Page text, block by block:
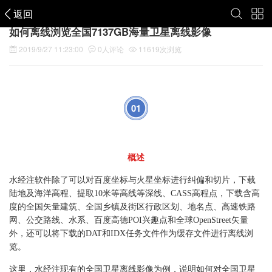
返回
如何离线浏览全国7137GB海量卫星离线影像
2019/9/27 11:23:00 0 人评论 11619次浏览
01
概述
水经注软件除了可以对百度坐标与火星坐标进行纠偏和切片，下载
陆地及海洋高程、提取10米等高线等深线、CASS高程点，下载含高
度的全国矢量建筑、全国乡镇及街区行政区划、地名点、高速铁路
网、公交路线、水系、百度高德POI兴趣点和全球OpenStreet矢量
外，还可以将下载的DAT和IDX任务文件作为缓存文件进行离线浏
览。
这里，水经注现有的全国卫星离线影像为例，说明如何对全国卫星